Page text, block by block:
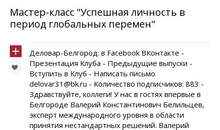
Мастер-класс "Успешная личность в
период глобальных перемен"
Деловар-Белгород: в Facebook ВКонтакте -
Презентация Клуба - Предыдущие выпуски -
Вступить в Клуб - Написать письмо
delovar31@bk.ru - Количество подписчиков: 883 -
Здравствуйте, коллеги! У нас в гостях впервые в
Белгороде Валерий Константинович Белильцев,
эксперт международного уровня в области
принятия нестандартных решений. Валерий